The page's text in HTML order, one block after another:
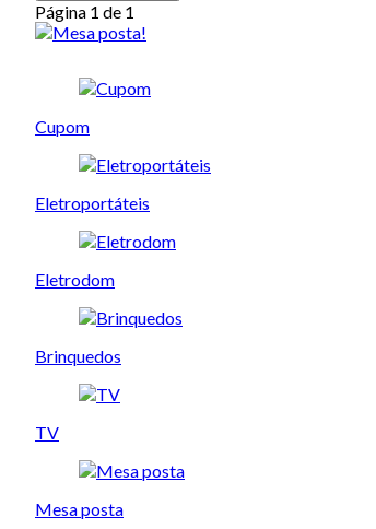
Página 1 de 1
Cupom
Eletroportáteis
Eletrodom
Brinquedos
TV
Mesa posta